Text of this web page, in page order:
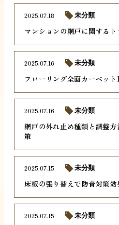
マンションの網戸に関する
2025.07.18 未分類
フローリング全面カーペッ
2025.07.16 未分類
網戸の外れ止め種類と調整
策
2025.07.16 未分類
床板の張り替えで防音対策
2025.07.15 未分類
2025.07.15 未分類